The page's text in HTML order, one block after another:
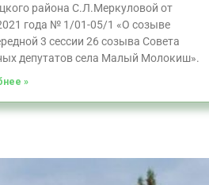
района С.Л.Меркуловой от
года № 1/01-05/1 «О созыве
3 сессии 26 созыва Совета
депутатов села Малый Молокиш».
»